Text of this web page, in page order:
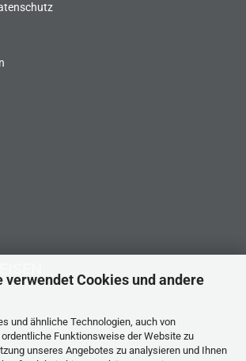
verwendet Cookies und andere
und ähnliche Technologien, auch von
Funktionsweise der Website zu
unseres Angebotes zu analysieren und Ihnen